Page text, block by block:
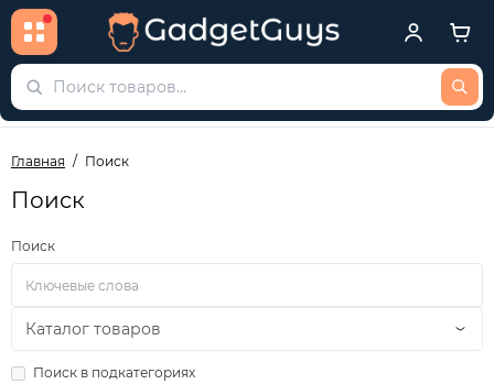
Главная Поиск
Поиск
Поиск
Поиск в подкатегориях